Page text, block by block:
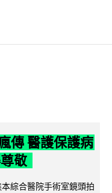
傳 醫護保護病
敬
綜合醫院手術室鏡頭拍